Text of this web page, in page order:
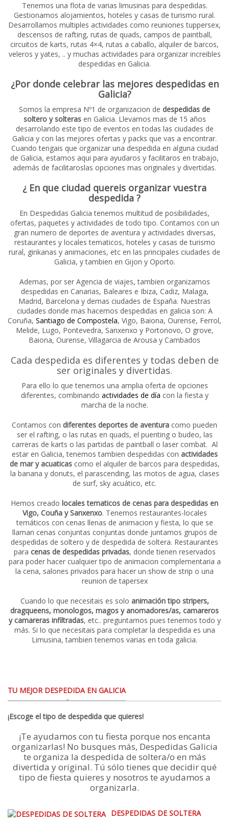
Tenemos una flota de varias limusinas para despedidas.
Gestionamos alojamientos, hoteles y casas de turismo rural.
Desarrollamos multiples actividades como reuniones tuppersex,
descensos de rafting, rutas de quads, campos de paintball,
circuitos de karts, rutas 4×4, rutas a caballo, alquiler de barcos,
veleros y yates, .. y muchas actividades para organizar increibles
despedidas en Galicia.
¿Por donde celebrar las mejores despedidas en
Galicia?
Somos la empresa Nº1 de organizacion de despedidas de
soltero y solterasen Galicia. Llevamos mas de 15 años
desarrolando este tipo de eventos en todas las ciudades de
Galicia y con las mejores ofertas y packs que vas a encontrar.
Cuando tengais que organizar una despedida en alguna ciudad
de Galicia, estamos aqui para ayudaros y facilitaros en trabajo,
además de facilitaroslas opciones mas originales y divertidas.
¿ En que ciudad quereis organizar vuestra
despedida ?
En Despedidas Galicia tenemos multitud de posibilidades,
ofertas, paquetes y actividades de todo tipo. Contamos con un
gran numero de deportes de aventura y actividades diversas,
restaurantes y locales tematicos, hoteles y casas de turismo
rural, ginkanas y animaciones, etc en las principales ciudades de
Galicia, y tambien en Gijon y Oporto.
Ademas, por ser Agencia de viajes, tambien organizamos
despedidas en Canarias, Baleares e Ibiza, Cadiz, Malaga,
Madrid, Barcelona y demas ciudades de España. Nuestras
ciudades donde mas hacemos despedidas en galicia son: A
Coruña, Santiago de Compostela, Vigo, Baiona, Ourense, Ferrol,
Melide, Lugo, Pontevedra, Sanxenxo y Portonovo, O grove,
Baiona, Ourense, Villagarcia de Arousa y Cambados
Cada despedida es diferentes y todas deben de
ser originales y divertidas.
Para ello lo que tenemos una amplia oferta de opciones
diferentes, combinando actividades de día con la fiesta y
marcha de la noche.
Contamos con diferentes deportes de aventura como pueden
ser el rafting, o las rutas en quads, el puenting o budeo, las
carreras de karts o las partidas de paintball o laser combat. Al
estar en Galicia, tenemos tambien despedidas con actividades
de mar y acuaticascomo el alquiler de barcos para despedidas,
la banana y donuts, el parascending, las motos de agua, clases
de surf, sky acuático, etc.
Hemos creado locales tematicos de cenas para despedidas en
Vigo, Couña y Sanxenxo. Tenemos restaurantes-locales
temáticos con cenas llenas de animacion y fiesta, lo que se
llaman cenas conjuntas conjuntas donde juntamos grupos de
despedidas de soltero y de despedida de soltera. Restaurantes
para cenas de despedidas privadas, donde tienen reservados
para poder hacer cualquier tipo de animacion complementaria a
la cena, salones privados para hacer un show de strip o una
reunion de tapersex
Cuando lo que necesitais es solo animación tipo stripers,
dragqueens, monologos, magos y anomadores/as, camareros
y camareras infiltradas, etc.. preguntarnos pues tenemos todo y
más. Si lo que necesitais para completar la despedida es una
Limusina, tambien tenemos varias en toda galicia.
TU MEJOR DESPEDIDA EN GALICIA
¡Escoge el tipo de despedida que quieres!
¡Te ayudamos con tu fiesta porque nos encanta
organizarlas! No busques más, Despedidas Galicia
te organiza la despedida de soltera/o en más
divertida y original. Tú sólo tienes que decidir qué
tipo de fiesta quieres y nosotros te ayudamos a
organizarla.
DESPEDIDAS DE SOLTERA